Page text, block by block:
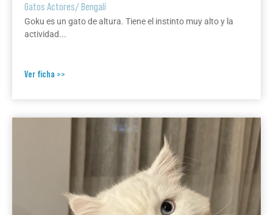
Gatos Actores/Bengalí
Goku es un gato de altura. Tiene el instinto muy alto y la
actividad...
Ver ficha >>